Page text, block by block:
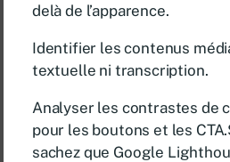
delà de l’apparence.
Identifier les contenus
textuelle ni transcription.
Analyser les contrastes de
pour les boutons et les
sachez que Google